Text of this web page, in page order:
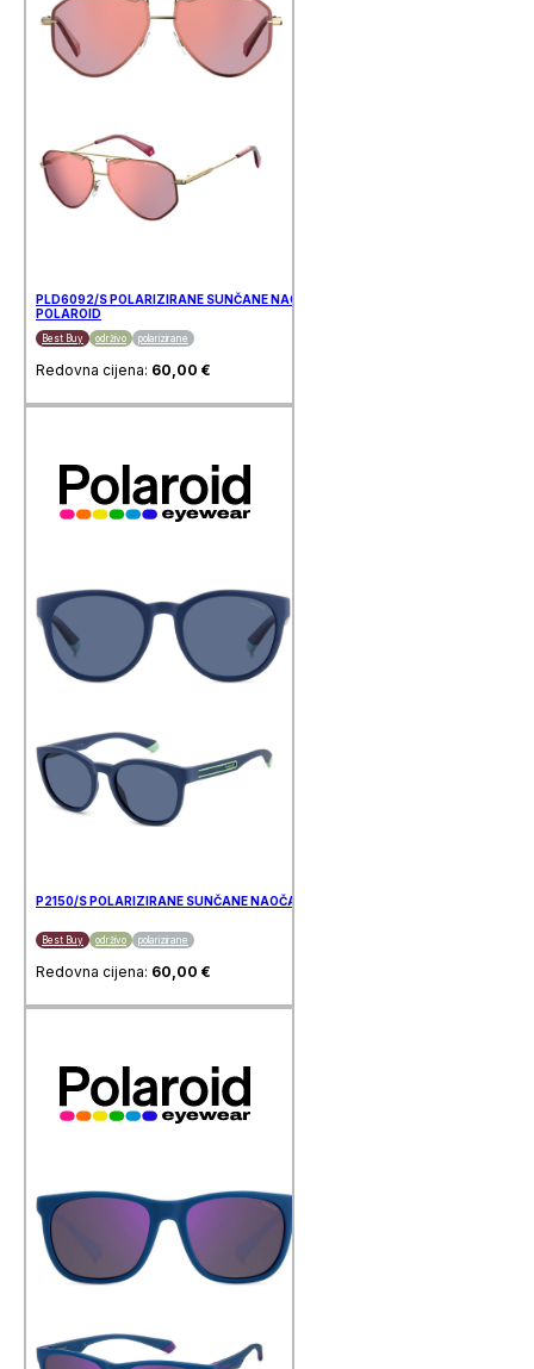
PLD6092/S POLARIZIRANE SUNČANE NAOČALE
POLAROID
Best Buy održivo polarizirane
Redovna cijena: 60,00 €
P2150/S POLARIZIRANE SUNČANE NAOČALE POLAROID
Best Buy održivo polarizirane
Redovna cijena: 60,00 €